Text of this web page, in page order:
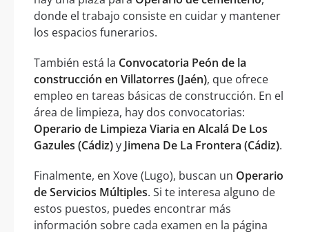
donde el trabajo consiste en cuidar y mantener
los espacios funerarios.
También está la Convocatoria Peón de la
construcción en Villatorres (Jaén), que ofrece
empleo en tareas básicas de construcción. En el
área de limpieza, hay dos convocatorias:
Operario de Limpieza Viaria en Alcalá De Los
Gazules (Cádiz)y Jimena De La Frontera (Cádiz).
Finalmente, en Xove (Lugo), buscan un Operario
de Servicios Múltiples. Si te interesa alguno de
estos puestos, puedes encontrar más
información sobre cada examen en la página